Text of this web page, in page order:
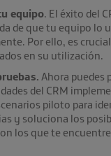
equipo. El éxito del
de que tu equipo lo
Por ello, es
en su utilización.
Ahora puedes
del CRM
piloto para
y soluciona los
los que te